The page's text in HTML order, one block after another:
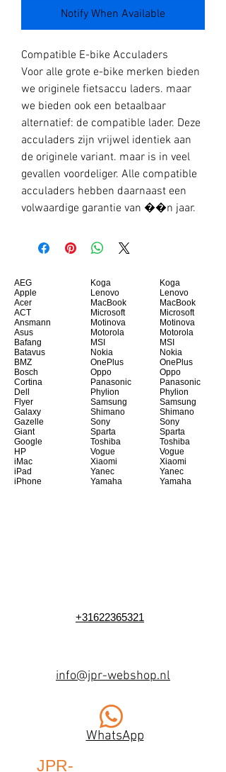
Notify When Available
Compatible E-bike Acculaders
Voor alle grote e-bike merken bieden
we originele fietsaccu laders. maar
we bieden ook een betaalbaar
alternatief: de compatible lader. Deze
acculaders zijn vrijwel identiek aan
de originele variant. maar is in veel
gevallen voordeliger. Alle compatible
acculaders hebben daarnaast een
volwaardige garantie van ��n jaar.
AEG
Apple
Acer
ACT
Ansmann
Asus
Bafang
Batavus
BMZ
Bosch
Cortina
Dell
Flyer
Galaxy
Gazelle
Giant
Google
HP
iMac
iPad
iPhone
Koga
Lenovo
MacBook
Microsoft
Motinova
Motorola
MSI
Nokia
OnePlus
Oppo
Panasonic
Phylion
Samsung
Shimano
Sony
Sparta
Toshiba
Vogue
Xiaomi
Yanec
Yamaha
Koga
Lenovo
MacBook
Microsoft
Motinova
Motorola
MSI
Nokia
OnePlus
Oppo
Panasonic
Phylion
Samsung
Shimano
Sony
Sparta
Toshiba
Vogue
Xiaomi
Yanec
Yamaha
+31622365321
info@jpr-webshop.nl
WhatsApp
JPR-